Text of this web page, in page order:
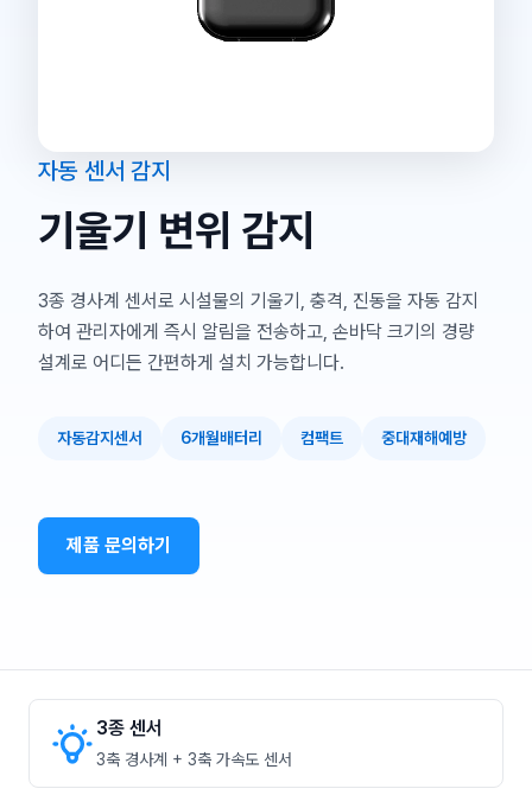
자동 센서 감지
기울기 변위 감지
3종 경사계 센서로 시설물의 기울기, 충격, 진동을 자동 감지
하여 관리자에게 즉시 알림을 전송하고, 손바닥 크기의 경량
설계로 어디든 간편하게 설치 가능합니다.
자동감지센서 6개월배터리 컴팩트 중대재해예방
제품 문의하기
3종 센서
3축 경사계 + 3축 가속도 센서